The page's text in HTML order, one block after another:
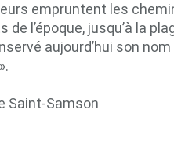
empruntent les
l’époque, jusqu’à la
aujourd’hui son nom
Saint-Samson